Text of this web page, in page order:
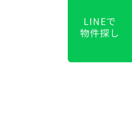
LINEで
物件探し